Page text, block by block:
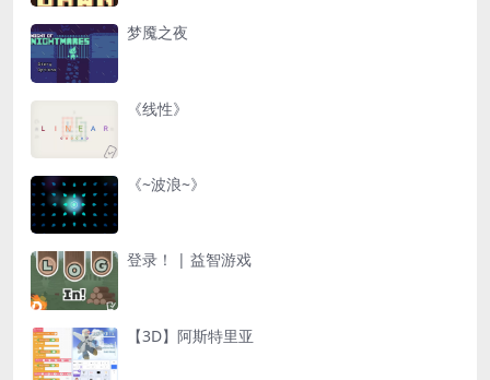
梦魇之夜
《线性》
《~波浪~》
登录！ | 益智游戏
【3D】阿斯特里亚